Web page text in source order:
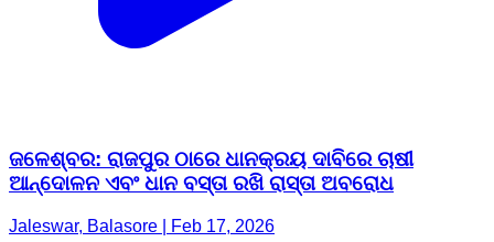
ଜଳେଶ୍ବର: ରାଜପୁର ଠାରେ ଧାନକ୍ରୟ ଦାବିରେ ଚାଷୀ
ଆନ୍ଦୋଳନ ଏବଂ ଧାନ ବସ୍ତା ରଖି ରାସ୍ତା ଅବରୋଧ
Jaleswar, Balasore | Feb 17, 2026